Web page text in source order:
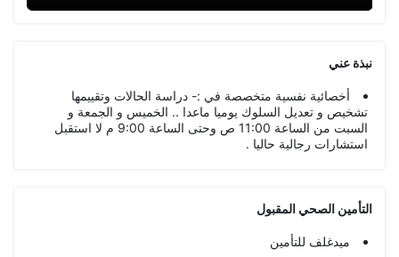
نبذة عني
أخصائية نفسية متخصصة في :- دراسة الحالات وتقييمها
تشخيص و تعديل السلوك يوميا ماعدا .. الخميس و الجمعة و
السبت من الساعة 11:00 ص وحتى الساعة 9:00 م لا استقبل
استشارات رجالية حاليا .
التأمين الصحي المقبول
ميدغلف للتأمين